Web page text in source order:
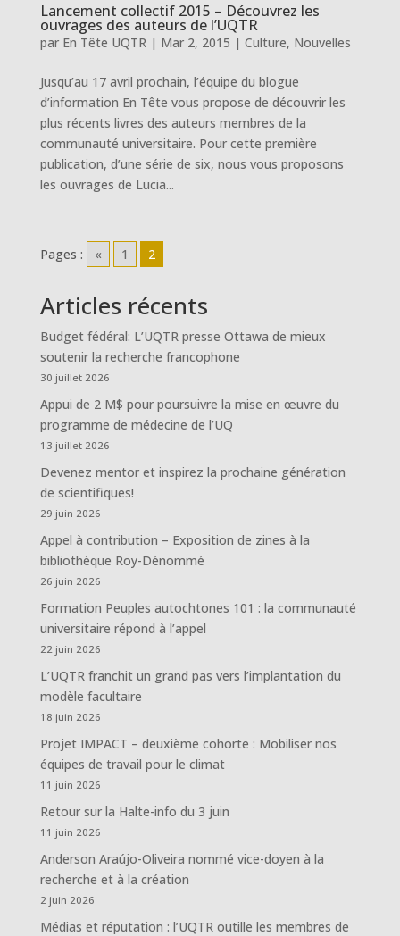
Lancement collectif 2015 – Découvrez les
ouvrages des auteurs de l’UQTR
par En Tête UQTR| Mar 2, 2015 | Culture, Nouvelles
Jusqu’au 17 avril prochain, l’équipe du blogue
d’information En Tête vous propose de découvrir les
plus récents livres des auteurs membres de la
communauté universitaire. Pour cette première
publication, d’une série de six, nous vous proposons
les ouvrages de Lucia...
Pages : « 1 2
Articles récents
Budget fédéral: L’UQTR presse Ottawa de mieux
soutenir la recherche francophone
30 juillet 2026
Appui de 2 M$ pour poursuivre la mise en œuvre du
programme de médecine de l’UQ
13 juillet 2026
Devenez mentor et inspirez la prochaine génération
de scientifiques!
29 juin 2026
Appel à contribution – Exposition de zines à la
bibliothèque Roy-Dénommé
26 juin 2026
Formation Peuples autochtones 101 : la communauté
universitaire répond à l’appel
22 juin 2026
L’UQTR franchit un grand pas vers l’implantation du
modèle facultaire
18 juin 2026
Projet IMPACT – deuxième cohorte : Mobiliser nos
équipes de travail pour le climat
11 juin 2026
Retour sur la Halte-info du 3 juin
11 juin 2026
Anderson Araújo-Oliveira nommé vice-doyen à la
recherche et à la création
2 juin 2026
Médias et réputation : l’UQTR outille les membres de